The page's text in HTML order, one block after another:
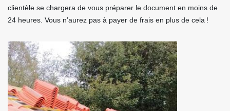
clientèle se chargera de vous préparer le document en moins de
24 heures. Vous n’aurez pas à payer de frais en plus de cela !